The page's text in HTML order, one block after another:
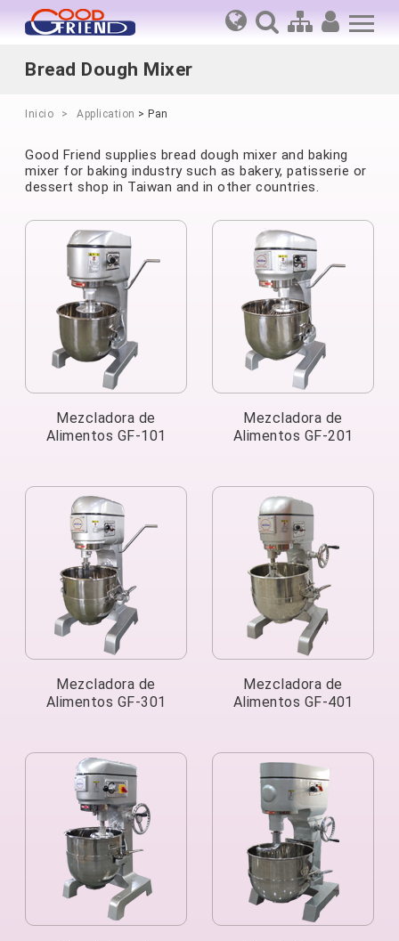
Bread Dough Mixer
Inicio Application > Pan
Good Friend supplies bread dough mixer and baking
mixer for baking industry such as bakery, patisserie or
dessert shop in Taiwan and in other countries.
Mezcladora de
Alimentos GF-101
Mezcladora de
Alimentos GF-201
Mezcladora de
Alimentos GF-301
Mezcladora de
Alimentos GF-401